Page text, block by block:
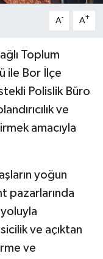
A- A+
Toplum
ile Bor İlçe
Polislik Büro
ve
amacıyla
yoğun
pazarlarında
yoluyla
ve açıktan
ve